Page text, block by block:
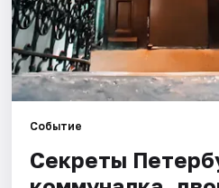
Событие
Секреты